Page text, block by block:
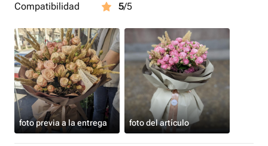
Compatibilidad
5/5
foto previa a la entrega foto del artículo